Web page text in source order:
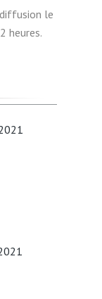
le
heures.